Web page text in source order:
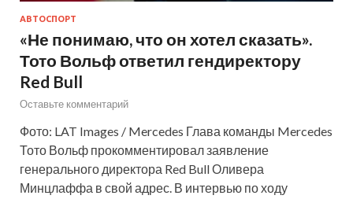
АВТОСПОРТ
«Не понимаю, что он хотел сказать».
Тото Вольф ответил гендиректору
Red Bull
Оставьте комментарий
Фото: LAT Images / Mercedes Глава команды Mercedes
Тото Вольф прокомментировал заявление
генерального директора Red Bull Оливера
Минцлаффа в свой адрес. В интервью по ходу